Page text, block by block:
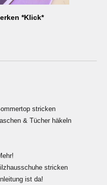
*Klick*
stricken
& Tücher häkeln
stricken
ist da!